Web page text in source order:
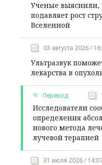
Ученые выяснили,
подавляет рост
Вселенной
03 августа 2026 /
Ультразвук
лекарства в
Перевод
Исследователи
определения
нового метода
лучевой терапией
31 июля 2026 /